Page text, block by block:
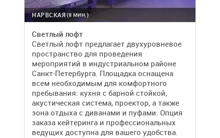
(8 МИН.)
НАРВСКАЯ
Светлый лофт
Светлый лофт предлагает двухуровневое
пространство для проведения
мероприятий в индустриальном районе
Санкт-Петербурга. Площадка оснащена
всем необходимым для комфортного
пребывания: кухня с барной стойкой,
акустическая система, проектор, а также
зона отдыха с диванами и пуфами. Опция
заказа кейтеринга и профессиональных
ведущих доступна для вашего удобства.